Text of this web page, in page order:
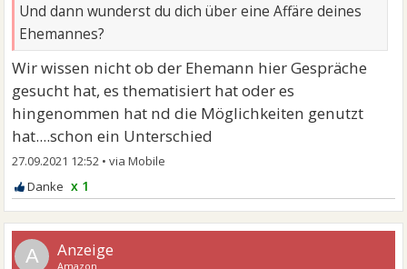
Und dann wunderst du dich über eine Affäre deines
Ehemannes?
Wir wissen nicht ob der Ehemann hier Gespräche
gesucht hat, es thematisiert hat oder es
hingenommen hat nd die Möglichkeiten genutzt
hat....schon ein Unterschied
27.09.2021 12:52 •
x 1
A